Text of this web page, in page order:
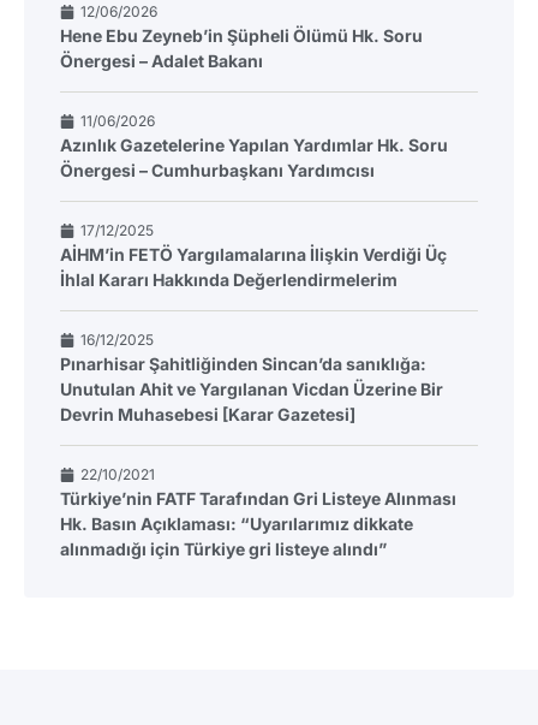
12/06/2026
Hene Ebu Zeyneb’in Şüpheli Ölümü Hk. Soru
Önergesi – Adalet Bakanı
11/06/2026
Azınlık Gazetelerine Yapılan Yardımlar Hk. Soru
Önergesi – Cumhurbaşkanı Yardımcısı
17/12/2025
AİHM’in FETÖ Yargılamalarına İlişkin Verdiği Üç
İhlal Kararı Hakkında Değerlendirmelerim
16/12/2025
Pınarhisar Şahitliğinden Sincan’da sanıklığa:
Unutulan Ahit ve Yargılanan Vicdan Üzerine Bir
Devrin Muhasebesi [Karar Gazetesi]
22/10/2021
Türkiye’nin FATF Tarafından Gri Listeye Alınması
Hk. Basın Açıklaması: “Uyarılarımız dikkate
alınmadığı için Türkiye gri listeye alındı”